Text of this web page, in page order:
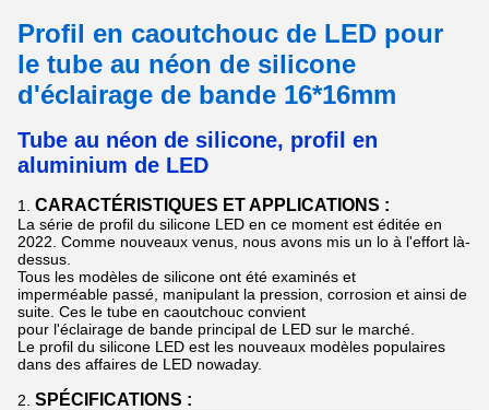
Profil en caoutchouc de LED pour
le tube au néon de silicone
d'éclairage de bande 16*16mm
Tube au néon de silicone, profil en
aluminium de LED
1. CARACTÉRISTIQUES ET APPLICATIONS :
La série de profil du silicone LED en ce moment est éditée en
2022. Comme nouveaux venus, nous avons mis un lo à l'effort là-
dessus.
Tous les modèles de silicone ont été examinés et
imperméable passé, manipulant la pression, corrosion et ainsi de
suite. Ces le tube en caoutchouc convient
pour l'éclairage de bande principal de LED sur le marché.
Le profil du silicone LED est les nouveaux modèles populaires
dans des affaires de LED nowaday.
2. SPÉCIFICATIONS :